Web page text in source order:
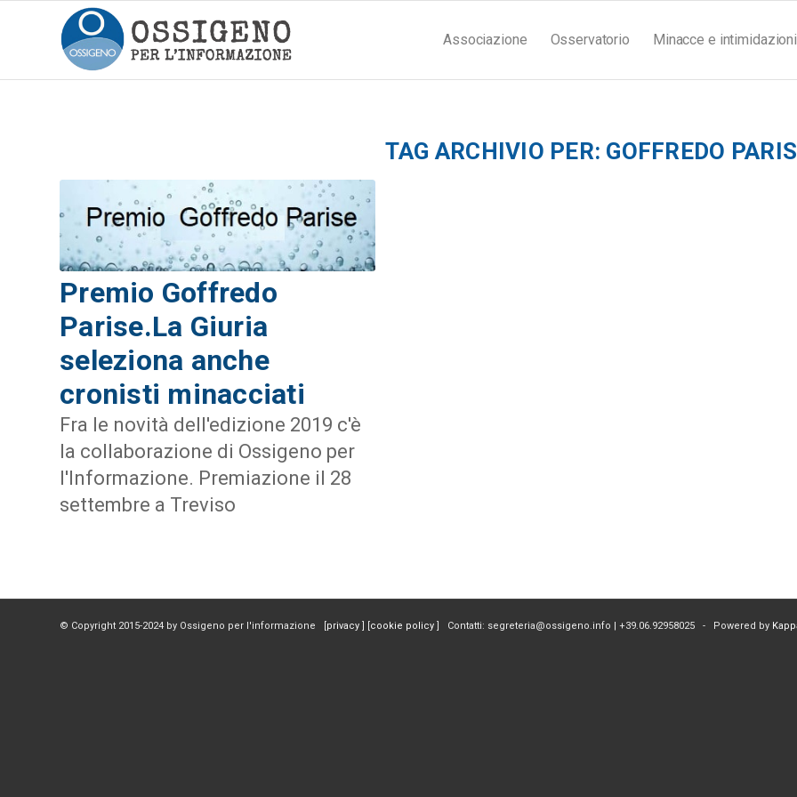
Associazione Osservatorio Minacce e intimidazioni
TAG ARCHIVIO PER: GOFFREDO
Premio Goffredo
Parise.La Giuria
seleziona anche
cronisti minacciati
Fra le novità dell'edizione 2019 c'è
la collaborazione di Ossigeno per
l'Informazione. Premiazione il 28
settembre a Treviso
© Copyright 2015-2024 by Ossigeno per l'informazione [privacy ] [cookie policy ] Contatti: segreteria@ossigeno.info | +39.06.92958025 - Powered by